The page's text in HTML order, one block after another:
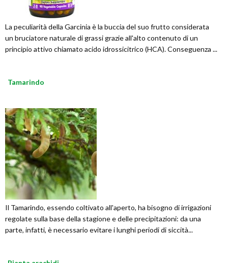
La peculiarità della Garcinia è la buccia del suo frutto considerata
un bruciatore naturale di grassi grazie all'alto contenuto di un
principio attivo chiamato acido idrossicitrico (HCA). Conseguenza ...
Tamarindo
Il Tamarindo, essendo coltivato all'aperto, ha bisogno di irrigazioni
regolate sulla base della stagione e delle precipitazioni: da una
parte, infatti, è necessario evitare i lunghi periodi di siccità...